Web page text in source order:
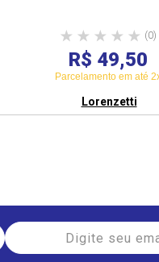
(0)
R$ 49,50
Parcelamento em até
Lorenzetti